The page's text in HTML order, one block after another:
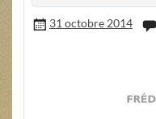
31 octobre 2014